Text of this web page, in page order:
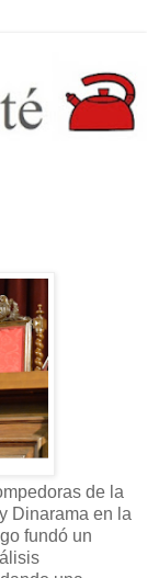
de la
Dinarama en la
fundó un